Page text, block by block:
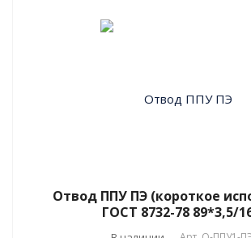
Отвод ППУ ПЭ (короткое
ГОСТ 8732-78 89*3,5/